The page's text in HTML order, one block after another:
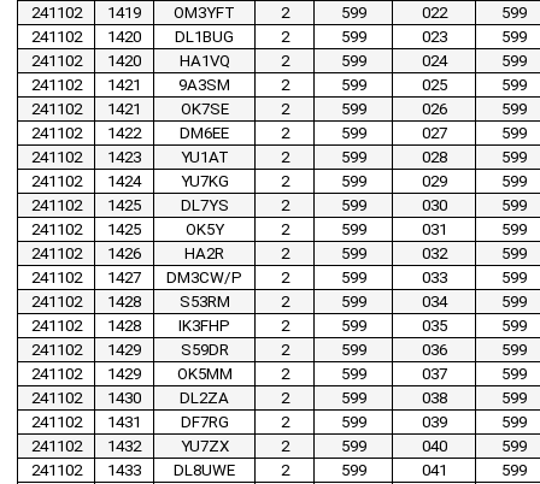
241102
1419 OM3YFT 2 599 022
599
241102
1420 DL1BUG 2 599 023
599
241102
1420 HA1VQ 2 599 024
599
241102
1421 9A3SM 2 599 025
599
241102
1421 OK7SE 2 599 026
599
241102
1422 DM6EE 2 599 027
599
241102
1423 YU1AT 2 599 028
599
241102
1424 YU7KG 2 599 029
599
241102
1425 DL7YS 2 599 030
599
241102
1425 OK5Y 2 599 031
599
241102
1426 HA2R 2 599 032
599
241102
1427 DM3CW/P 2 599 033
599
241102
1428 S53RM 2 599 034
599
241102
1428 IK3FHP 2 599 035
599
241102
1429 S59DR 2 599 036
599
241102
1429 OK5MM 2 599 037
599
241102
1430 DL2ZA 2 599 038
599
241102
1431 DF7RG 2 599 039
599
241102
1432 YU7ZX 2 599 040
599
241102
1433 DL8UWE 2 599 041
599